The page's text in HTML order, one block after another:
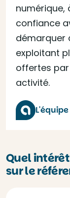
numérique,
confiance
démarquer
exploitant
offertes
activité.
Quel
sur le